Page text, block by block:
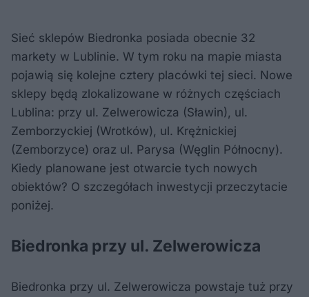
Sieć sklepów Biedronka posiada obecnie 32
markety w Lublinie. W tym roku na mapie miasta
pojawią się kolejne cztery placówki tej sieci. Nowe
sklepy będą zlokalizowane w różnych częściach
Lublina: przy ul. Zelwerowicza (Sławin), ul.
Zemborzyckiej (Wrotków), ul. Krężnickiej
(Zemborzyce) oraz ul. Parysa (Węglin Północny).
Kiedy planowane jest otwarcie tych nowych
obiektów? O szczegółach inwestycji przeczytacie
poniżej.
Biedronka przy ul. Zelwerowicza
Biedronka przy ul. Zelwerowicza powstaje tuż przy